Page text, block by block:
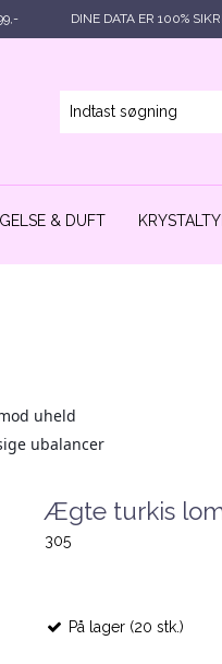
DINE DATA ER 100%
& DUFT
uheld
ubalancer
Ægte turkis
305
På lager (20 stk.)